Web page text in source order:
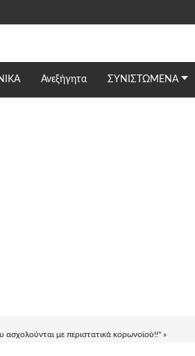
Ανεξήγητα ΣΥΝΙΣΤΩΜΕΝΑ
με περιστατικά κορωνοϊού!!" »